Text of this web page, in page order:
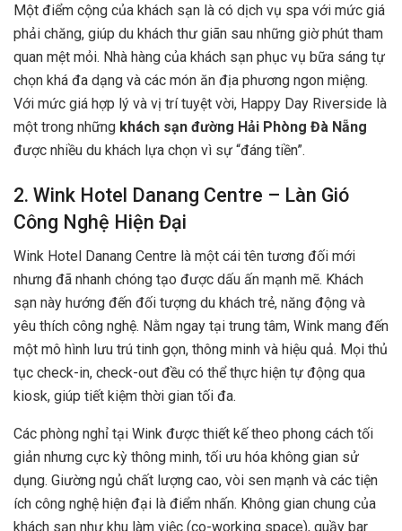
Một điểm cộng của khách sạn là có dịch vụ spa với mức giá
phải chăng, giúp du khách thư giãn sau những giờ phút tham
quan mệt mỏi. Nhà hàng của khách sạn phục vụ bữa sáng tự
chọn khá đa dạng và các món ăn địa phương ngon miệng.
Với mức giá hợp lý và vị trí tuyệt vời, Happy Day Riverside là
một trong những khách sạn đường Hải Phòng Đà Nẵng
được nhiều du khách lựa chọn vì sự “đáng tiền”.
2. Wink Hotel Danang Centre – Làn Gió
Công Nghệ Hiện Đại
Wink Hotel Danang Centre là một cái tên tương đối mới
nhưng đã nhanh chóng tạo được dấu ấn mạnh mẽ. Khách
sạn này hướng đến đối tượng du khách trẻ, năng động và
yêu thích công nghệ. Nằm ngay tại trung tâm, Wink mang đến
một mô hình lưu trú tinh gọn, thông minh và hiệu quả. Mọi thủ
tục check-in, check-out đều có thể thực hiện tự động qua
kiosk, giúp tiết kiệm thời gian tối đa.
Các phòng nghỉ tại Wink được thiết kế theo phong cách tối
giản nhưng cực kỳ thông minh, tối ưu hóa không gian sử
dụng. Giường ngủ chất lượng cao, vòi sen mạnh và các tiện
ích công nghệ hiện đại là điểm nhấn. Không gian chung của
khách sạn như khu làm việc (co-working space), quầy bar